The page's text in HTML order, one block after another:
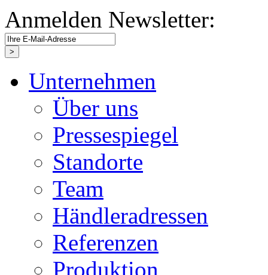
Anmelden Newsletter:
Unternehmen
Über uns
Pressespiegel
Standorte
Team
Händleradressen
Referenzen
Produktion